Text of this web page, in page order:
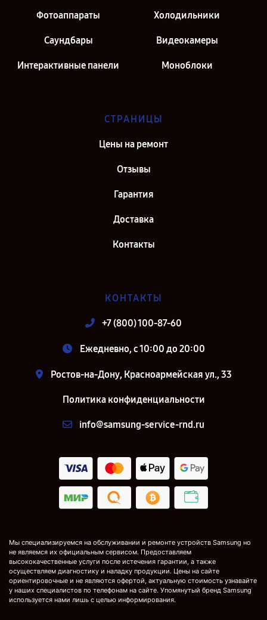
Фотоаппараты Холодильники
Саундбары Видеокамеры
Интерактивные панели Моноблоки
СТРАНИЦЫ
Цены на ремонт
Отзывы
Гарантия
Доставка
Контакты
КОНТАКТЫ
+7 (800) 100-87-60
Ежедневно, с 10:00 до 20:00
Ростов-на-Дону, Красноармейская ул., 33
Политика конфиденциальности
info@samsung-service-rnd.ru
Мы специализируемся на обслуживании и ремонте устройств Samsung но
не являемся их официальным сервисом. Предоставляем
высококачественные услуги после истечения гарантии, а также
осуществляем диагностику и наладку продукции. Цены на сайте
ориентировочные и не являются офертой, актуальную стоимость узнавайте
у наших специалистов по телефонам на сайте. Упомянутый бренд Samsung
используется нами лишь с целью информирования.